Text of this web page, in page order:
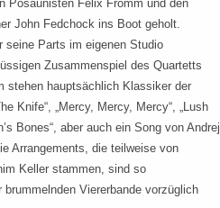
Posaunisten Felix Fromm und den
John Fedchock ins Boot geholt.
seine Parts im eigenen Studio
Zusammenspiel des Quartetts
stehen hauptsächlich Klassiker der
Knife“, „Mercy, Mercy, Mercy“, „Lush
Bones“, aber auch ein Song von Andrej
Arrangements, die teilweise von
Keller stammen, sind so
Viererbande vorzüglich